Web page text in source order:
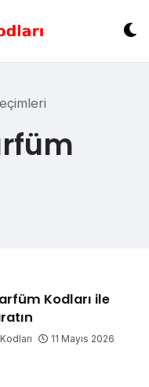
Kodları ile
11 Mayıs 2026